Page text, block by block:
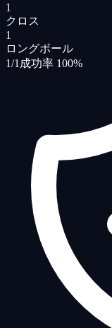
1
クロス
1
ロングボール
1/1 成功率 100%